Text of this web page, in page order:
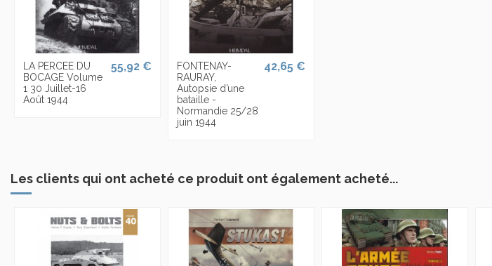
LA PERCEE DU
BOCAGE Volume
1 30 Juillet-16
Août 1944
55,92 €
FONTENAY-
RAURAY,
Autopsie d’une
bataille -
Normandie 25/28
juin 1944
42,65 €
Les clients qui ont acheté ce produit ont également acheté...